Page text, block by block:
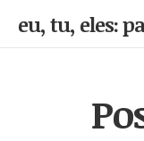
eu, tu, eles: